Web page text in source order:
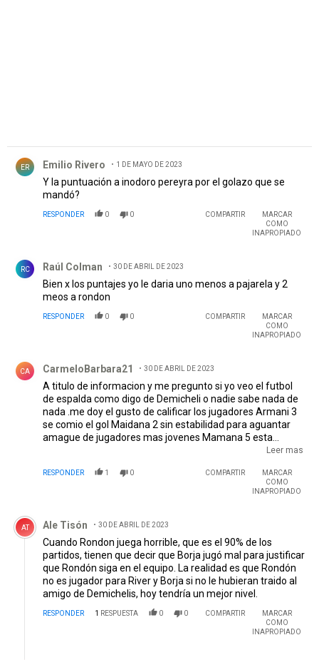
ER Emilio Rivero 1 DE MAYO DE 2023
Y la puntuación a inodoro pereyra por el golazo que se
mandó?
RESPONDER 0 0 COMPARTIR
MARCAR
COMO
INAPROPIADO
RC Raúl Colman 30 DE ABRIL DE 2023
Bien x los puntajes yo le daria uno menos a pajarela y 2
meos a rondon
RESPONDER 0 0 COMPARTIR
MARCAR
COMO
INAPROPIADO
CA CarmeloBarbara21 30 DE ABRIL DE 2023
A titulo de informacion y me pregunto si yo veo el futbol
de espalda como digo de Demicheli o nadie sabe nada de
nada .me doy el gusto de calificar los jugadores Armani 3
se comio el gol Maidana 2 sin estabilidad para aguantar
amague de jugadores mas jovenes Mamana 5 esta
jugando a contra pie y si le ponen una pareja derecha
pelota corrio y dio todo lo mejor Paradela 1 no cubre
se basa en los jugadores de tactica y estrategia le falta
acomodarse si es que sabe VOY A LA CANCHA DESDE
WALTER GOMEZ Y no me cabe una SALUTE
Leer mas
RESPONDER 1 0 COMPARTIR
MARCAR
COMO
INAPROPIADO
Comentario de Ale Tisón.
AT Ale Tisón 30 DE ABRIL DE 2023
Cuando Rondon juega horrible, que es el 90% de los
partidos, tienen que decir que Borja jugó mal para justificar
que Rondón siga en el equipo. La realidad es que Rondón
no es jugador para River y Borja si no le hubieran traido al
amigo de Demichelis, hoy tendría un mejor nivel.
RESPONDER 1 RESPUESTA 0 0 COMPARTIR
MARCAR
COMO
INAPROPIADO